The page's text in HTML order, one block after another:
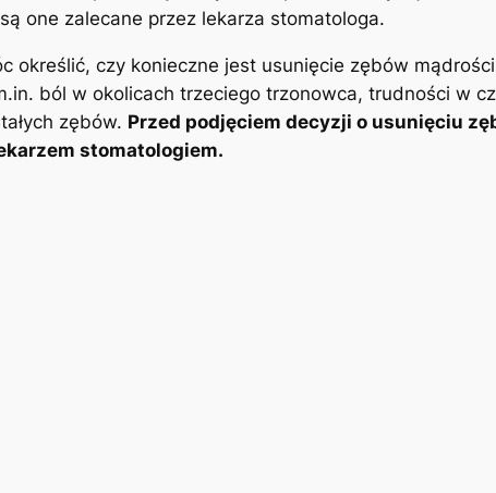
one zalecane przez lekarza stomatologa.
określić, czy konieczne jest ‌usunięcie zębów
ból w okolicach trzeciego trzonowca, trudności w
zębów. Przed podjęciem decyzji o usunięciu
stomatologiem.